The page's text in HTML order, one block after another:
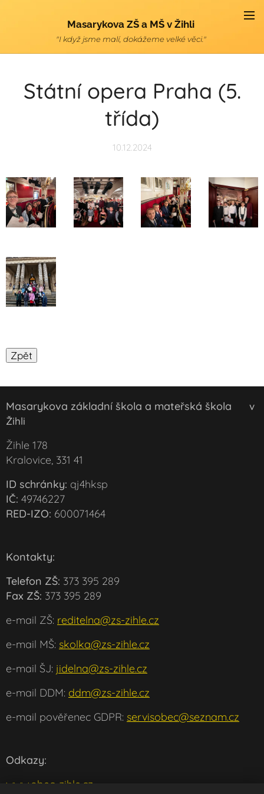
Masarykova ZŠ a MŠ v Žihli
"I když jsme malí, dokážeme velké věci."
Státní opera Praha (5.
třída)
10.12.2024
Masarykova základní škola a mateřská škola v
Žihli
Žihle 178
Kralovice, 331 41
ID schránky: qj4hksp
IČ: 49746227
RED-IZO: 600071464
Kontakty:
Telefon ZŠ: 373 395 289
Fax ZŠ: 373 395 289
e-mail ZŠ: reditelna@zs-zihle.cz
e-mail MŠ: skolka@zs-zihle.cz
e-mail ŠJ: jidelna@zs-zihle.cz
e-mail DDM: ddm@zs-zihle.cz
e-mail pověřenec GDPR: servisobec@seznam.cz
Odkazy:
www.obec-zihle.cz